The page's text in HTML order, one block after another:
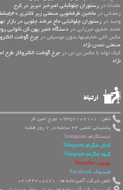
ماندانا در رستوران چلوکبابی امیرخیز تبریز در کرج
رمضانی در ماشین ظرفشویی صنعتی زیر کانتری 540بشقاب الکترولوکس
وحید در رستوران چلوکبابی حاج مرشد چلویی در بازار
محمد شفیق میرزایی در دستگاه خمیر پهن کن نانوایی
عكس اللي شايفينها بدون موسيقى در
صنعتی تمدن نژاد
کیک تولد با عکس بن تن در
نژاد
ارتباط
تلفن : 09356107101 تورج امین فر
پشتیبانی تلفنی 24 ساعته در 7 روز هفته
اینستاگرام Instagram
کانال تلگرام Telegram
گروه تلگرام Telegram
یوتیوب Youtube
فیسبوک Facebook
تلفن شرکت آشپزخانه ها : 02144208871